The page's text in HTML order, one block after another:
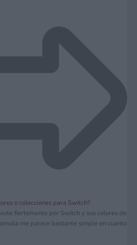
o colecciones para Switch?
fiertemente por Switch y sus colores de
me parece bastante simple en cuanto